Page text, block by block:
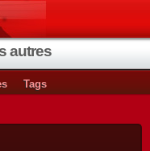
autres
Tags